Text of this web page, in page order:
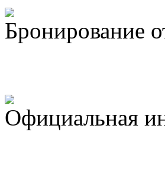
Бронирование
Официальная